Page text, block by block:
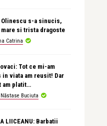
Olinescu s-a sinucis,
mare si trista dragoste
Catrina
Tot ce mi-am
in viata am reusit! Dar
am platit…
Buciuta
LIICEANU: Barbatii